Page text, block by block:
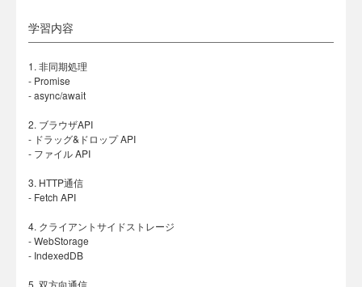
学習内容
1. 非同期処理
- Promise
- async/await
2. ブラウザAPI
- ドラッグ&ドロップ API
- ファイル API
3. HTTP通信
- Fetch API
4. クライアントサイドストレージ
- WebStorage
- IndexedDB
5. 双方向通信